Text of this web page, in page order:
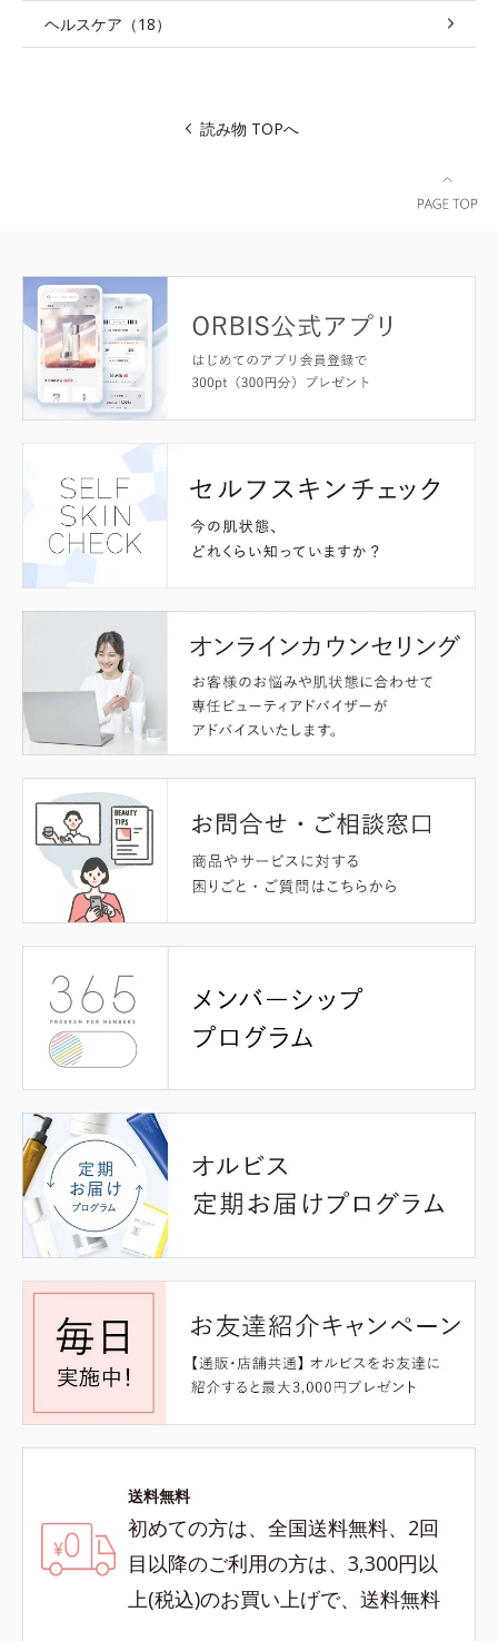
ヘルスケア（18）
読み物 TOPへ
送料無料
初めての方は、全国送料無料、2回
目以降のご利用の方は、3,300円以
上(税込)のお買い上げで、送料無料